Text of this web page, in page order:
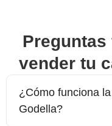
vender tu
¿Cómo funciona
Godella?